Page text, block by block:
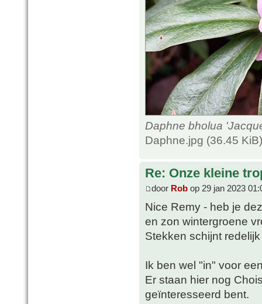
Daphne bholua
Daphne.jpg (36.45
Re: Onze kleine
door Rob op 29 jan 2023
Nice Remy - heb je
en zon wintergroene
Stekken schijnt
Ik ben wel "in" voor
Er staan hier nog
geïnteresseerd bent.